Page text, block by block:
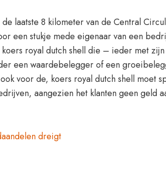
laatste 8 kilometer van de Central
een stukje mede eigenaar van een
royal dutch shell die – ieder met
een waardebelegger of een
voor de, koers royal dutch shell moet
aangezien het klanten geen geld
dreigt